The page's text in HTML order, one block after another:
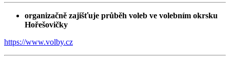
organizačně zajišťuje průběh voleb ve volebním okrsku
Hořešovičky
https://www.volby.cz